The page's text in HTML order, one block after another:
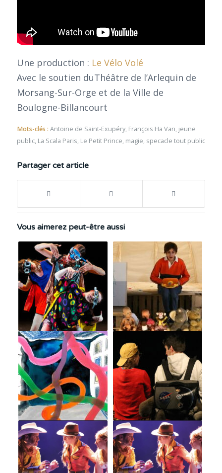
Une production : Le Vélo Volé
Avec le soutien duThéâtre de l’Arlequin de
Morsang-Sur-Orge et de la Ville de
Boulogne-Billancourt
Mots-clés : Antoine de Saint-Exupéry, François Ha Van, jeune
public, La Scala Paris, Le Petit Prince, magie, specacle tout public
Partager cet article
Vous aimerez peut-être aussi